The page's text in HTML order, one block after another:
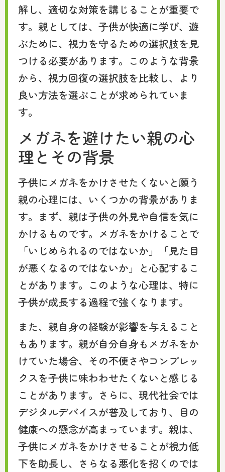
解し、適切な対策を講じることが重要で
す。親としては、子供が快適に学び、遊
ぶために、視力を守るための選択肢を見
つける必要があります。このような背景
から、視力回復の選択肢を比較し、より
良い方法を選ぶことが求められていま
す。
メガネを避けたい親の心
理とその背景
子供にメガネをかけさせたくないと願う
親の心理には、いくつかの背景がありま
す。まず、親は子供の外見や自信を気に
かけるものです。メガネをかけることで
「いじめられるのではないか」「見た目
が悪くなるのではないか」と心配するこ
とがあります。このような心理は、特に
子供が成長する過程で強くなります。
また、親自身の経験が影響を与えること
もあります。親が自分自身もメガネをか
けていた場合、その不便さやコンプレッ
クスを子供に味わわせたくないと感じる
ことがあります。さらに、現代社会では
デジタルデバイスが普及しており、目の
健康への懸念が高まっています。親は、
子供にメガネをかけさせることが視力低
下を助長し、さらなる悪化を招くのでは